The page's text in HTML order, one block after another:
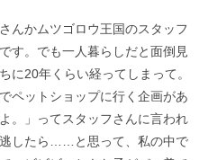
んかムツゴロウ王国のスタッフ
す。でも一人暮らしだと面倒見
に20年くらい経ってしまって。
ペットショップに行く企画があ
。」ってスタッフさんに言われ
したら……と思って、私の中で